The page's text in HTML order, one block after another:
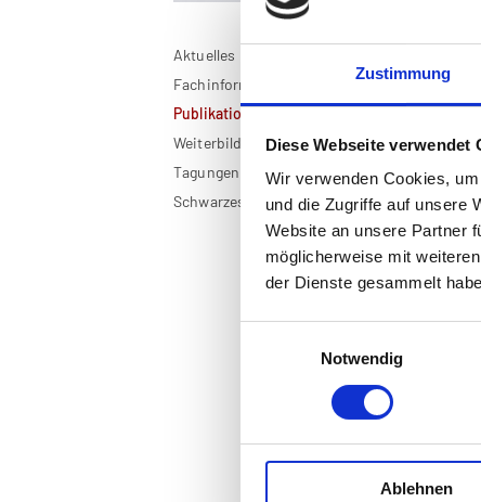
Zustimmung
Diese Webseite verwendet
Wir verwenden Cookies,
und die Zugriffe auf unsere
Website an unsere Partner
möglicherweise mit
der Dienste gesammelt
Notwendig
Ablehnen
Aktuelles
Fachinformationen
Publikationen
Weiterbildung
Tagungen
Schwarzes Brett